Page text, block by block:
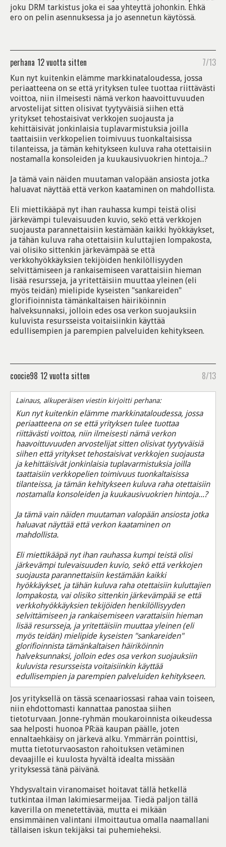
joku DRM tarkistus joka ei saa yhteyttä johonkin. Ehkä
ero on pelin asennuksessa ja jo asennetun käytössä.
perhana 12 vuotta sitten 7/13
Kun nyt kuitenkin elämme markkinataloudessa, jossa
periaatteena on se että yrityksen tulee tuottaa riittävästi
voittoa, niin ilmeisesti nämä verkon haavoittuvuuden
arvostelijat sitten olisivat tyytyväisiä siihen että
yritykset tehostaisivat verkkojen suojausta ja
kehittäisivät jonkinlaisia tuplavarmistuksia joilla
taattaisiin verkkopelien toimivuus tuonkaltaisissa
tilanteissa, ja tämän kehitykseen kuluva raha otettaisiin
nostamalla konsoleiden ja kuukausivuokrien hintoja...?
Ja tämä vain näiden muutaman valopään ansiosta jotka
haluavat näyttää että verkon kaataminen on mahdollista.
Eli miettikääpä nyt ihan rauhassa kumpi teistä olisi
järkevämpi tulevaisuuden kuvio, sekö että verkkojen
suojausta parannettaisiin kestämään kaikki hyökkäykset,
ja tähän kuluva raha otettaisiin kuluttajien lompakosta,
vai olisiko sittenkin järkevämpää se että
verkkohyökkäyksien tekijöiden henkilöllisyyden
selvittämiseen ja rankaisemiseen varattaisiin hieman
lisää resursseja, ja yritettäisiin muuttaa yleinen (eli
myös teidän) mielipide kyseisten "sankareiden"
glorifioinnista tämänkaltaisen häiriköinnin
halveksunnaksi, jolloin edes osa verkon suojauksiin
kuluvista resursseista voitaisiinkin käyttää
edullisempien ja parempien palveluiden kehitykseen.
coocie98 12 vuotta sitten 8/13
Lainaus, alkuperäisen viestin kirjoitti perhana:
Kun nyt kuitenkin elämme markkinataloudessa, jossa
periaatteena on se että yrityksen tulee tuottaa
riittävästi voittoa, niin ilmeisesti nämä verkon
haavoittuvuuden arvostelijat sitten olisivat tyytyväisiä
siihen että yritykset tehostaisivat verkkojen suojausta
ja kehittäisivät jonkinlaisia tuplavarmistuksia joilla
taattaisiin verkkopelien toimivuus tuonkaltaisissa
tilanteissa, ja tämän kehitykseen kuluva raha otettaisiin
nostamalla konsoleiden ja kuukausivuokrien hintoja...?
Ja tämä vain näiden muutaman valopään ansiosta jotka
haluavat näyttää että verkon kaataminen on
mahdollista.
Eli miettikääpä nyt ihan rauhassa kumpi teistä olisi
järkevämpi tulevaisuuden kuvio, sekö että verkkojen
suojausta parannettaisiin kestämään kaikki
hyökkäykset, ja tähän kuluva raha otettaisiin kuluttajien
lompakosta, vai olisiko sittenkin järkevämpää se että
verkkohyökkäyksien tekijöiden henkilöllisyyden
selvittämiseen ja rankaisemiseen varattaisiin hieman
lisää resursseja, ja yritettäisiin muuttaa yleinen (eli
myös teidän) mielipide kyseisten "sankareiden"
glorifioinnista tämänkaltaisen häiriköinnin
halveksunnaksi, jolloin edes osa verkon suojauksiin
kuluvista resursseista voitaisiinkin käyttää
edullisempien ja parempien palveluiden kehitykseen.
Jos yrityksellä on tässä scenaariossasi rahaa vain toiseen,
niin ehdottomasti kannattaa panostaa siihen
tietoturvaan. Jonne-ryhmän moukaroinnista oikeudessa
saa helposti huonoa PR:ää kaupan päälle, joten
ennaltaehkäisy on järkevä alku. Ymmärrän pointtisi,
mutta tietoturvaosaston rahoituksen vetäminen
devaajille ei kuulosta hyvältä idealta missään
yrityksessä tänä päivänä.
Yhdysvaltain viranomaiset hoitavat tällä hetkellä
tutkintaa ilman lakimiesarmeijaa. Tiedä paljon tällä
kaverilla on menetettävää, mutta ei mikään
ensimmäinen valintani ilmoittautua omalla naamallani
tällaisen iskun tekijäksi tai puhemieheksi.